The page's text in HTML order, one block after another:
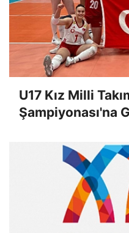
U17 Kız Milli
Şampiyonası'na